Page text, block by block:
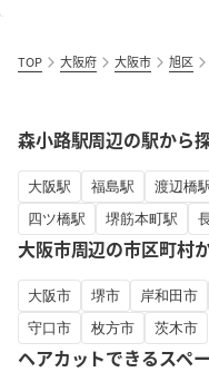
TOP 大阪府 大阪市 旭区
森小路駅周辺の駅から
大阪駅 福島駅 渡辺橋
四ツ橋駅
堺筋本町駅
大阪市周辺の市区町村
大阪市 堺市 岸和田市
守口市
枚方市 茨木市
ヘアカットできるスペ